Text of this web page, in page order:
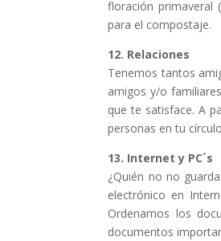
floración primaveral
para el compostaje.
12. Relaciones
Tenemos tantos
amigos y/o
que te satisface. A
personas en tu
13. Internet y PC´s
¿Quién no no
electrónico en
Ordenamos los
documentos